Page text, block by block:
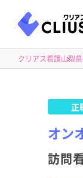
クリアス看護山梨県
正
オン
訪問